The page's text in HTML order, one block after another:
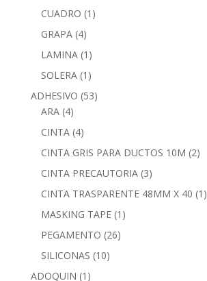
CUADRO (1)
GRAPA (4)
LAMINA (1)
SOLERA (1)
ADHESIVO (53)
ARA (4)
CINTA (4)
CINTA GRIS PARA DUCTOS 10M (2)
CINTA PRECAUTORIA (3)
CINTA TRASPARENTE 48MM X 40 (1)
MASKING TAPE (1)
PEGAMENTO (26)
SILICONAS (10)
ADOQUIN (1)